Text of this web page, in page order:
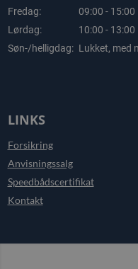
Fredag:
09:00 - 15:00
Lørdag:
10:00 - 13:00
Søn-/helligdag: Lukket, med
LINKS
Forsikring
Anvisningssalg
Speedbådscertifikat
Kontakt